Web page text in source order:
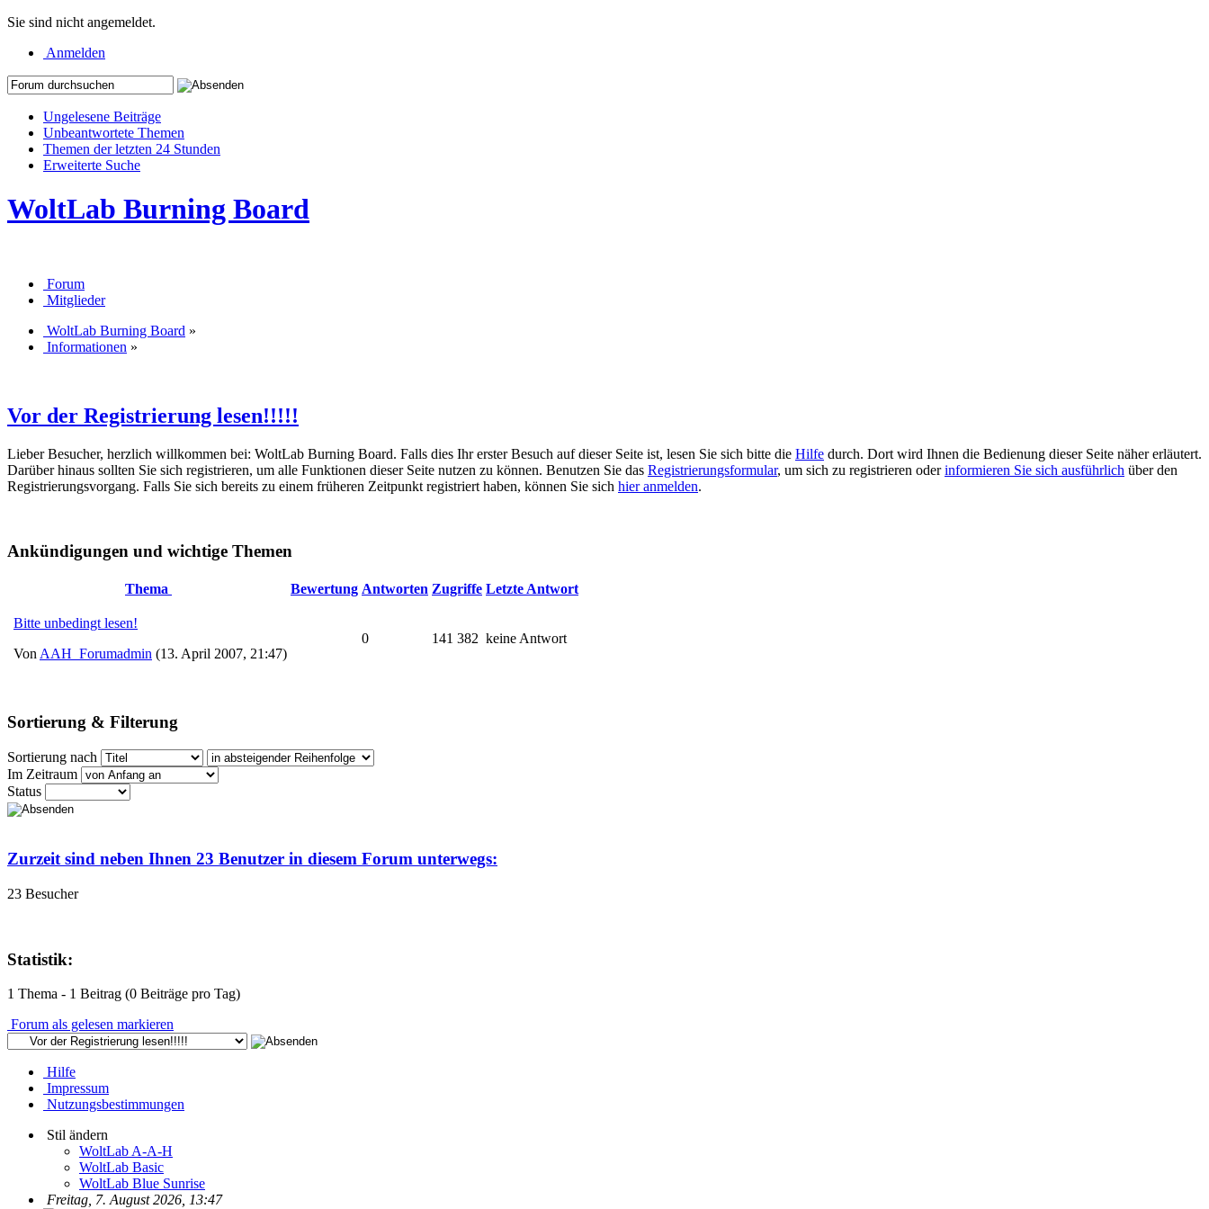
Sie sind nicht angemeldet.
Anmelden
Ungelesene Beiträge
Unbeantwortete Themen
Themen der letzten 24 Stunden
Erweiterte Suche
WoltLab Burning Board
Forum
Mitglieder
WoltLab Burning Board »
Informationen »
Vor der Registrierung lesen!!!!!
Lieber Besucher, herzlich willkommen bei: WoltLab Burning Board. Falls dies Ihr erster Besuch auf dieser Seite ist, lesen Sie sich bitte die Hilfe durch. Dort wird Ihnen die Bedienung dieser Seite näher erläutert.
Darüber hinaus sollten Sie sich registrieren, um alle Funktionen dieser Seite nutzen zu können. Benutzen Sie das Registrierungsformular, um sich zu registrieren oderinformieren Sie sich ausführlich über den
Registrierungsvorgang. Falls Sie sich bereits zu einem früheren Zeitpunkt registriert haben, können Sie sich hier anmelden.
Ankündigungen und wichtige Themen
Thema Bewertung Antworten Zugriffe Letzte Antwort
Bitte unbedingt lesen!
Von AAH_Forumadmin (13. April 2007, 21:47)
0 141 382 keine Antwort
Sortierung & Filterung
Sortierung nach
Im Zeitraum
Status
Zurzeit sind neben Ihnen 23 Benutzer in diesem Forum unterwegs:
23 Besucher
Statistik:
1 Thema - 1 Beitrag (0 Beiträge pro Tag)
Forum als gelesen markieren
Hilfe
Impressum
Nutzungsbestimmungen
Stil ändern
WoltLab A-A-H
WoltLab Basic
WoltLab Blue Sunrise
Freitag, 7. August 2026, 13:47